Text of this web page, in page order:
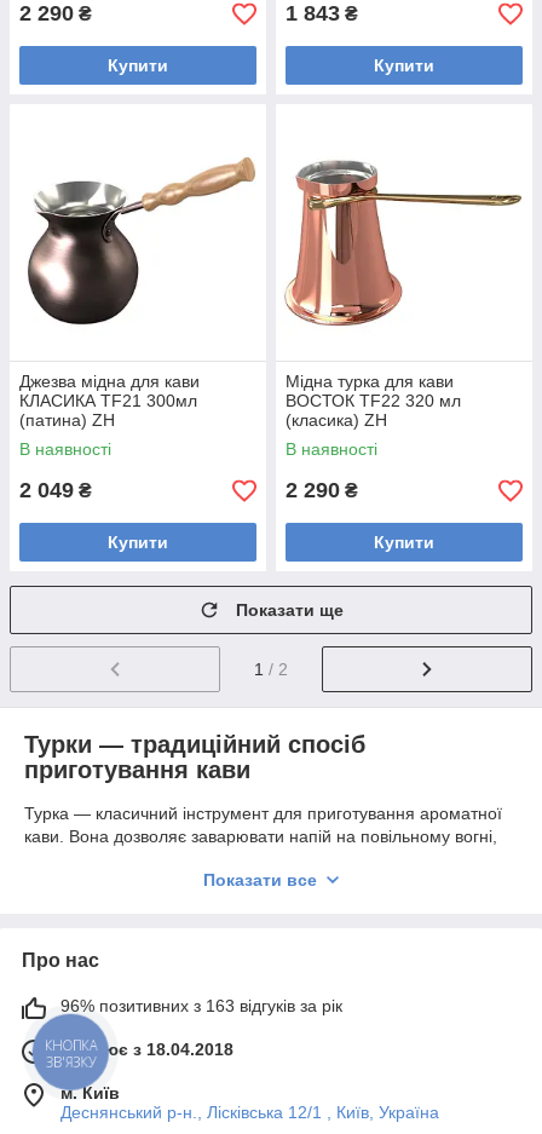
2 290 ₴
Купити
1 843 ₴
Купити
Джезва мідна для кави
КЛАСИКА TF21 300мл
(патина) ZH
В наявності
2 049 ₴
Купити
Мідна турка для кави
ВОСТОК TF22 320 мл
(класика) ZH
В наявності
2 290 ₴
Купити
Показати ще
1 / 2
Турки — традиційний спосіб
приготування кави
Турка — класичний інструмент для приготування ароматної
кави. Вона дозволяє заварювати напій на повільному вогні,
представлені в різних об’ємах, щоб зручно готувати каву як
🌿 Підходить для всіх видів кави.
Різноманітність обсягів
Турки доступні в обсягах від 70 мл до 500 мл, що дозволяє
обрати оптимальний варіант для дому, кафе або подарунка.
Малі моделі підходять для однієї порції, великі — для кількох
Показати все
Про нас
96% позитивних з 163 відгуків за рік
Працює з 18.04.2018
м. Київ
Деснянський р-н., Лісківська 12/1 , Київ, Україна
КНОПКА
ЗВ'ЯЗКУ